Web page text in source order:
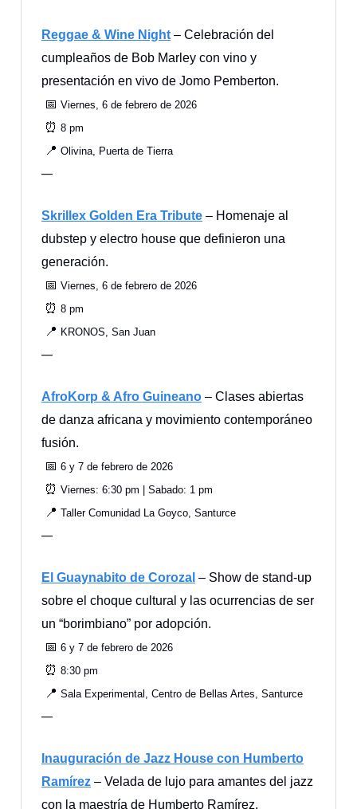
Reggae & Wine Night – Celebración del
cumpleaños de Bob Marley con vino y
presentación en vivo de Jomo Pemberton.
📅 Viernes, 6 de febrero de 2026
⏰ 8 pm
📍 Olivina, Puerta de Tierra
—
Skrillex Golden Era Tribute – Homenaje al
dubstep y electro house que definieron una
generación.
📅 Viernes, 6 de febrero de 2026
⏰ 8 pm
📍 KRONOS, San Juan
—
AfroKorp & Afro Guineano – Clases abiertas
de danza africana y movimiento contemporáneo
fusión.
📅 6 y 7 de febrero de 2026
⏰ Viernes: 6:30 pm | Sabado: 1 pm
📍 Taller Comunidad La Goyco, Santurce
—
El Guaynabito de Corozal – Show de stand-up
sobre el choque cultural y las ocurrencias de ser
un “borimbiano” por adopción.
📅 6 y 7 de febrero de 2026
⏰ 8:30 pm
📍 Sala Experimental, Centro de Bellas Artes, Santurce
—
Inauguración de Jazz House con Humberto
Ramírez – Velada de lujo para amantes del jazz
con la maestría de Humberto Ramírez.